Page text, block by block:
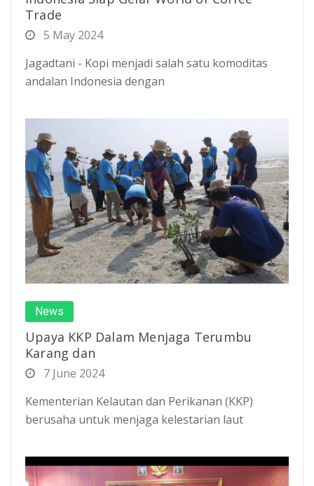
Trade
5 May 2024
Jagadtani - Kopi menjadi salah satu komoditas
andalan Indonesia dengan
News
Upaya KKP Dalam Menjaga Terumbu
Karang dan
7 June 2024
Kementerian Kelautan dan Perikanan (KKP)
berusaha untuk menjaga kelestarian laut